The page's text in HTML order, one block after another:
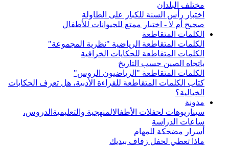
مختلف البلدان
اختبار رأس السنة للكبار على الطاولة
صحيح أم لا - اختبار ممتع للحيوانات للأطفال
الكلمات المتقاطعة
الكلمات المتقاطعة الرياضية "نظرية المجموعة"
الكلمات المتقاطعة للحكايات الخرافية
باتجاه الصين حسب التاريخ
الكلمات المتقاطعة "الرياضيون الروس"
كتاب الكلمات المتقاطعة للقراءة الأدبية، هل تعرف الحكايات
الخيالية؟
مدونة
سيناريوهات لحفلات الأطفالالمنهجية والتعليمية الدروس،
ساعات الدراسة
أسرار مضحكة للمهام
ماذا تعطي لحفل زفاف بيديك